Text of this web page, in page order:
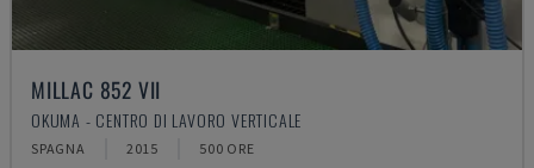
MILLAC 852 VII
OKUMA - CENTRO DI LAVORO VERTICALE
SPAGNA 2015 500 ORE